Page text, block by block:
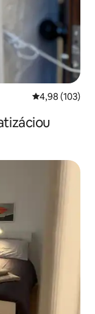
Priemerné
4,98 (103)